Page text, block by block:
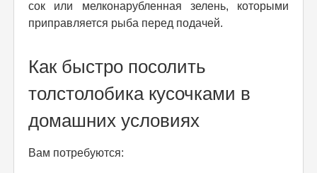
сок или мелконарубленная зелень, которыми
приправляется рыба перед подачей.
Как быстро посолить
толстолобика кусочками в
домашних условиях
Вам потребуются: